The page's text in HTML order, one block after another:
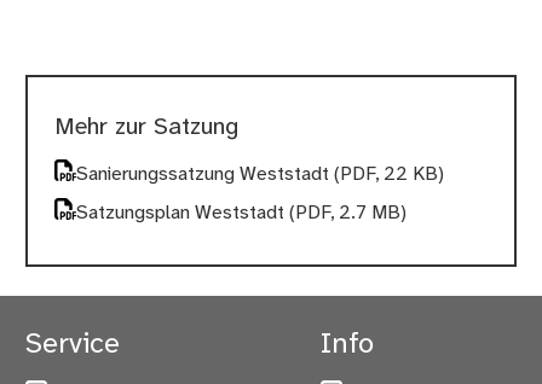
Mehr zur Satzung
Sanierungssatzung Weststadt (PDF, 22 KB)
Satzungsplan Weststadt (PDF, 2.7 MB)
Service Info